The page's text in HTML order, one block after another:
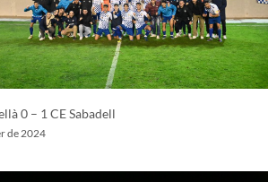
0 – 1 CE Sabadell
de 2024